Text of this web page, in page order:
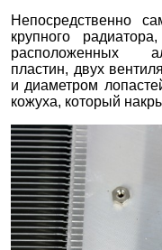
Непосредственно
крупного
расположенных
пластин, двух
и диаметром
кожуха, который